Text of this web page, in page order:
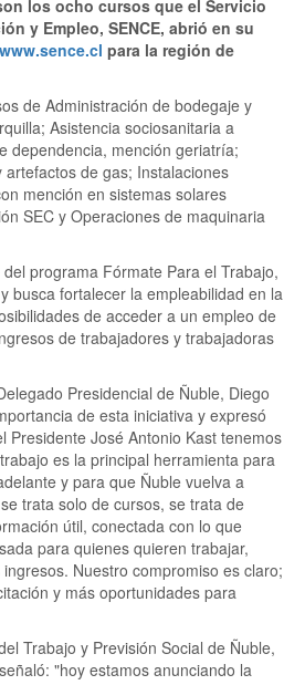
los ocho cursos que el Servicio
y Empleo, SENCE, abrió en su
www.sence.cl para la región de
de Administración de bodegaje y
Asistencia sociosanitaria a
dependencia, mención geriatría;
de gas; Instalaciones
mención en sistemas solares
SEC y Operaciones de maquinaria
programa Fórmate Para el Trabajo,
busca fortalecer la empleabilidad en la
de acceder a un empleo de
de trabajadores y trabajadoras
Presidencial de Ñuble, Diego
de esta iniciativa y expresó
Presidente José Antonio Kast tenemos
es la principal herramienta para
y para que Ñuble vuelva a
trata solo de cursos, se trata de
útil, conectada con lo que
para quienes quieren trabajar,
Nuestro compromiso es claro;
y más oportunidades para
Trabajo y Previsión Social de Ñuble,
"hoy estamos anunciando la